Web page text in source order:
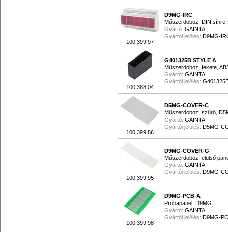
100.399.97
D9MG-IRC
Műszerdoboz, DIN
Gyártó: GAINTA
Gyártói jelölés: D9MG-
100.388.04
G401325B STYLE A
Műszerdoboz, fekete,
Gyártó: GAINTA
Gyártói jelölés:
100.399.86
D5MG-COVER-C
Műszerdoboz, szűrő,
Gyártó: GAINTA
Gyártói jelölés: D5MG-
100.399.95
D9MG-COVER-G
Műszerdoboz, elülső
Gyártó: GAINTA
Gyártói jelölés: D9MG-
100.399.98
D9MG-PCB-A
Próbapanel, D9MG
Gyártó: GAINTA
Gyártói jelölés: D9MG-